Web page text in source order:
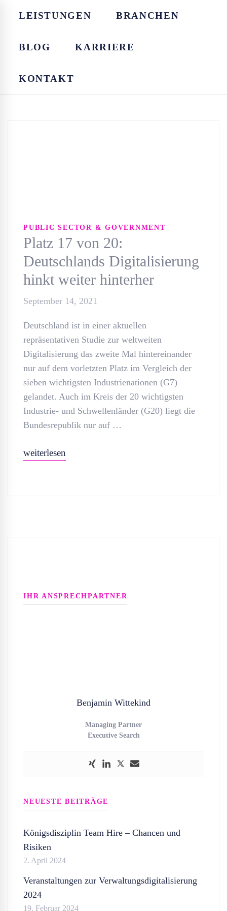
LEISTUNGEN BRANCHEN
BLOG KARRIERE
KONTAKT
PUBLIC SECTOR & GOVERNMENT
Platz 17 von 20:
Deutschlands Digitalisierung
hinkt weiter hinterher
September 14, 2021
Deutschland ist in einer aktuellen
repräsentativen Studie zur weltweiten
Digitalisierung das zweite Mal hintereinander
nur auf dem vorletzten Platz im Vergleich der
sieben wichtigsten Industrienationen (G7)
gelandet. Auch im Kreis der 20 wichtigsten
Industrie- und Schwellenländer (G20) liegt die
Bundesrepublik nur auf …
weiterlesen
IHR ANSPRECHPARTNER
Benjamin Wittekind
Managing Partner
Executive Search
NEUESTE BEITRÄGE
Königsdisziplin Team Hire – Chancen und
Risiken
2. April 2024
Veranstaltungen zur Verwaltungsdigitalisierung
2024
19. Februar 2024